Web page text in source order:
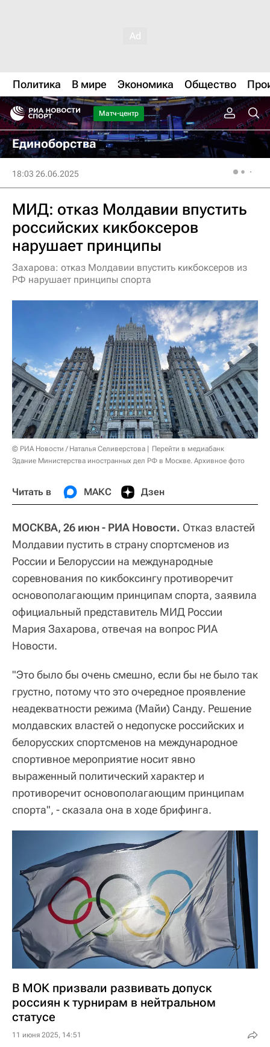
Политика В мире Экономика Общество
Матч-центр
Единоборства
18:03 26.06.2025
МИД: отказ Молдавии впустить
российских кикбоксеров
нарушает принципы
Захарова: отказ Молдавии впустить кикбоксеров из
РФ нарушает принципы спорта
© РИА Новости / Наталья Селиверстова
Перейти в медиабанк
Здание Министерства иностранных дел РФ в Москве. Архивное фото
Читать в МАКС Дзен
МОСКВА, 26 июн - РИА Новости. Отказ властей
Молдавии пустить в страну спортсменов из
России и Белоруссии на международные
соревнования по кикбоксингу противоречит
основополагающим принципам спорта, заявила
официальный представитель МИД России
Мария Захарова, отвечая на вопрос РИА
Новости.
"Это было бы очень смешно, если бы не было так
грустно, потому что это очередное проявление
неадекватности режима (Майи) Санду. Решение
молдавских властей о недопуске российских и
белорусских спортсменов на международное
спортивное мероприятие носит явно
выраженный политический характер и
противоречит основополагающим принципам
спорта", - сказала она в ходе брифинга.
В МОК призвали развивать допуск
россиян к турнирам в нейтральном
статусе
11 июня 2025, 14:51